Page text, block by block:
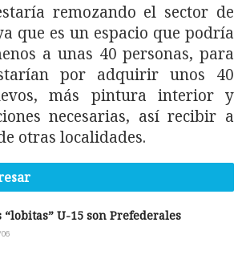
remozando el sector de
que es un espacio que podría
a unas 40 personas, para
por adquirir unos 40
más pintura interior y
necesarias, así recibir a
otras localidades.
“lobitas” U-15 son Prefederales